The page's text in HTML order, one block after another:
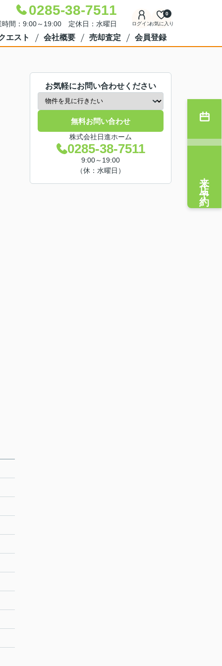
0285-38-7511
時間：9:00～19:00 定休日：水曜日 ログインお気に入り
0
エスト 会社概要 売却査定 会員登録
お気軽にお問い合わせください
無料お問い合わせ
株式会社日進ホーム
0285-38-7511
9:00～19:00
（休：水曜日）
来店予約